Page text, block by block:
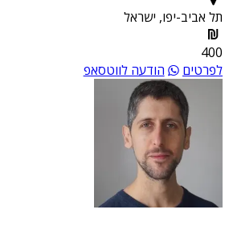
תל אביב-יפו, ישראל
400
לפרטים
הודעה לווטסאפ